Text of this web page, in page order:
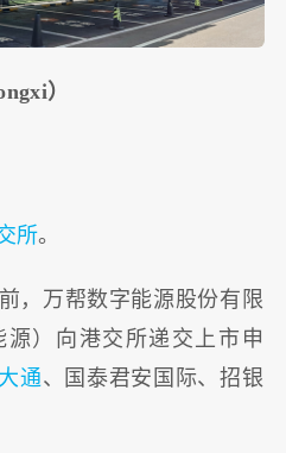
）
所。
，万帮数字能源股份有限
）向港交所递交上市申
通、国泰君安国际、招银